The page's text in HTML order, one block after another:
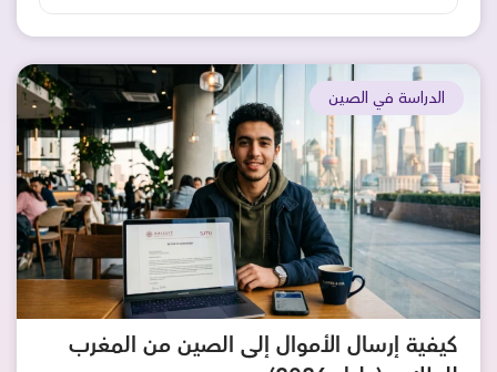
الدراسة في الصين
كيفية إرسال الأموال إلى الصين من المغرب